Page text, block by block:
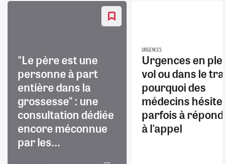
"Le père est une
personne à part
entière dans la
grossesse" : une
consultation dédiée
encore méconnue
par les...
URGENCES
Urgences en
vol ou dans le
pourquoi des
médecins
parfois à
à l'appel